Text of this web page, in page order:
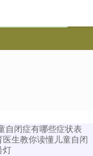
自闭症有哪些症状表
生教你读懂儿童自闭
灯